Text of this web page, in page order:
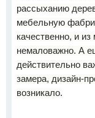
рассыханию
мебельную
качественно, и
немаловажно. А
действительно
замера, дизайн-
возникало.